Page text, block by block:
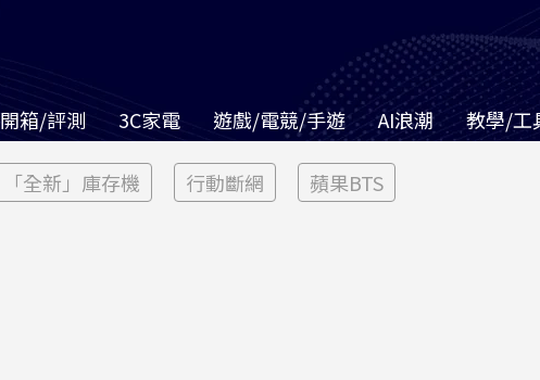
開箱/評測 3C家電 遊戲/電競/手遊 AI浪潮 教學/工
「全新」庫存機 行動斷網 蘋果BTS